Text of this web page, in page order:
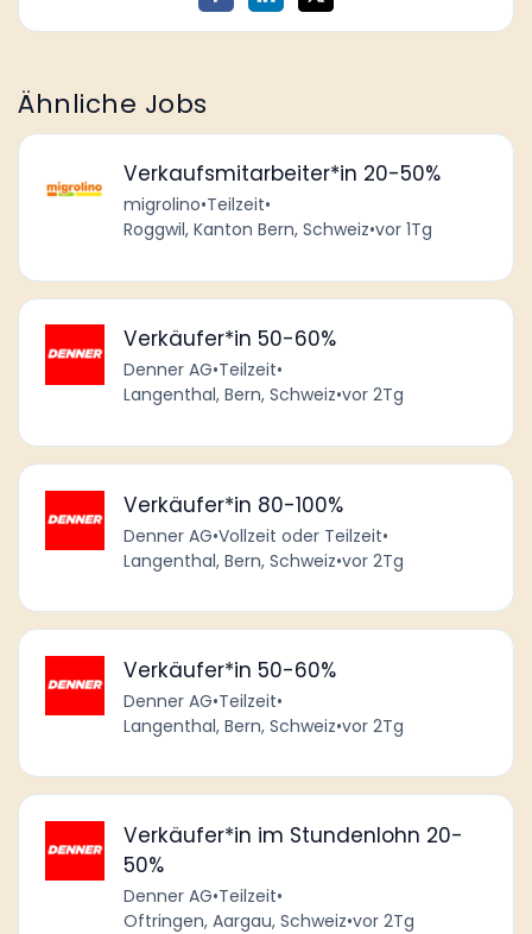
Ähnliche Jobs
Verkaufsmitarbeiter*in 20-50%
migrolino•Teilzeit•
Roggwil, Kanton Bern, Schweiz•vor 1Tg
Verkäufer*in 50-60%
Denner AG•Teilzeit•
Langenthal, Bern, Schweiz•vor 2Tg
Verkäufer*in 80-100%
Denner AG•Vollzeit oder Teilzeit•
Langenthal, Bern, Schweiz•vor 2Tg
Verkäufer*in 50-60%
Denner AG•Teilzeit•
Langenthal, Bern, Schweiz•vor 2Tg
Verkäufer*in im Stundenlohn 20-
50%
Denner AG•Teilzeit•
Oftringen, Aargau, Schweiz•vor 2Tg